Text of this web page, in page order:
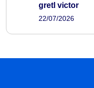
gretl victor
22/07/2026